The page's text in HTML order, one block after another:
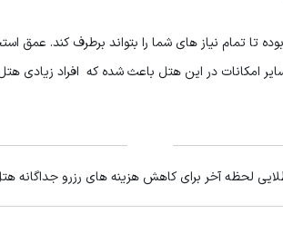
تا تمام نیاز های شما را بتواند برطرف کند. عمق
امکانات در این هتل باعث شده که افراد زیادی
لحظه آخر برای کاهش هزینه های رزرو جداگانه